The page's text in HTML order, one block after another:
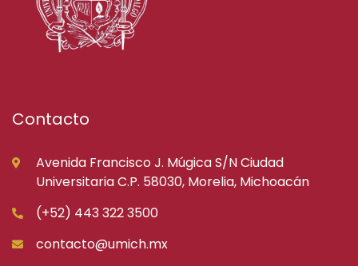
Contacto
Avenida Francisco J. Múgica S/N Ciudad
Universitaria C.P. 58030, Morelia, Michoacán
(+52) 443 322 3500
contacto@umich.mx